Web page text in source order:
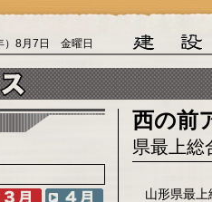
）8月7日 金曜日
西の前
県最上総
山形県最上